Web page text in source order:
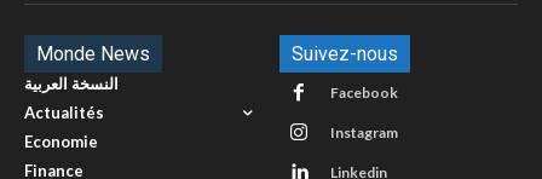
Monde News
النسخة العربية
Actualités
Economie
Finance
Suivez-nous
Facebook
Instagram
Linkedin